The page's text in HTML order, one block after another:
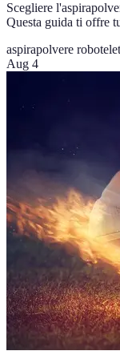
Scegliere
Questa guida ti offre
aspirapolvere robot
Aug 4